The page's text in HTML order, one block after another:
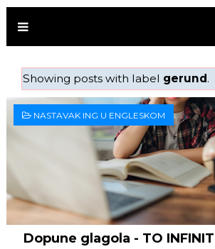
Showing posts with label gerund.
NASTAVAK ING U ENGLESKOM
Dopune glagola - TO